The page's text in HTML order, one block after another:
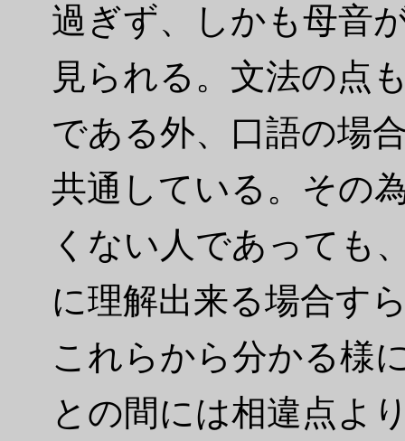
過ぎず、しかも母音
見られる。文法の点
である外、口語の場
共通している。その
くない人であっても
に理解出来る場合す
これらから分かる様
との間には相違点よ